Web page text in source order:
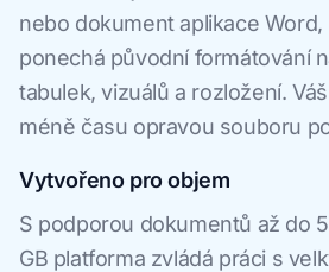
nebo dokument aplikace Word,
ponechá původní formátování
tabulek, vizuálů a rozložení.
méně času opravou souboru
Vytvořeno pro objem
S podporou dokumentů až do
GB platforma zvládá práci s